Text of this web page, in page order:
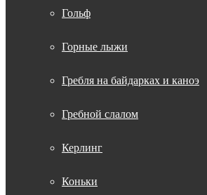
Гольф
Горные лыжи
Гребля на байдарках и каноэ
Гребной слалом
Керлинг
Коньки